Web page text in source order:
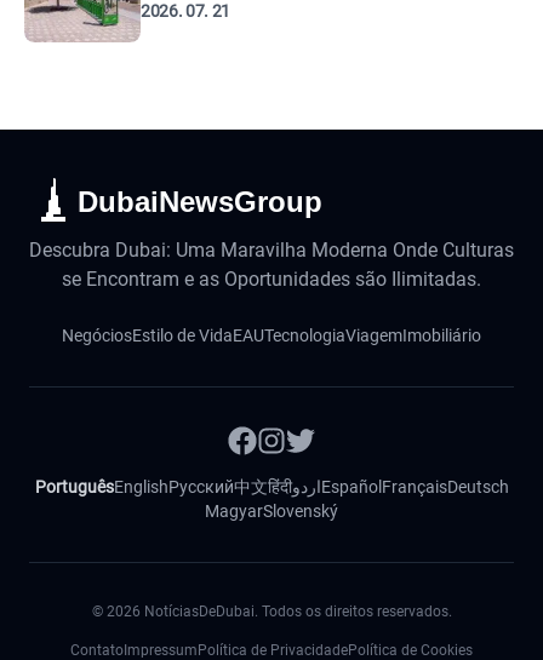
2026. 07. 21
DubaiNewsGroup
Descubra Dubai: Uma Maravilha Moderna Onde Culturas
se Encontram e as Oportunidades são Ilimitadas.
NegóciosEstilo de VidaEAUTecnologiaViagemImobiliário
PortuguêsEnglishРусский中文हिंदीاردوEspañol FrançaisDeutsch
MagyarSlovenský
© 2026 NotíciasDeDubai. Todos os direitos reservados.
Contato Impressum Política de PrivacidadePolítica de Cookies